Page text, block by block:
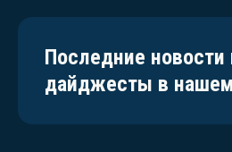
Последние
дайджесты в